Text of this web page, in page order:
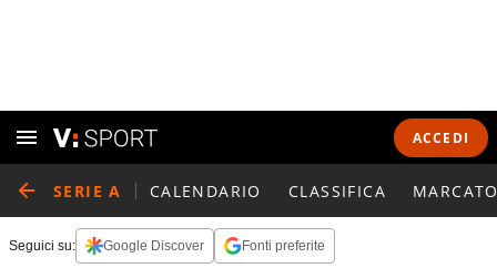
ACCEDI
SERIE A CALENDARIO CLASSIFICA
Seguici su: Google Discover Fonti preferite